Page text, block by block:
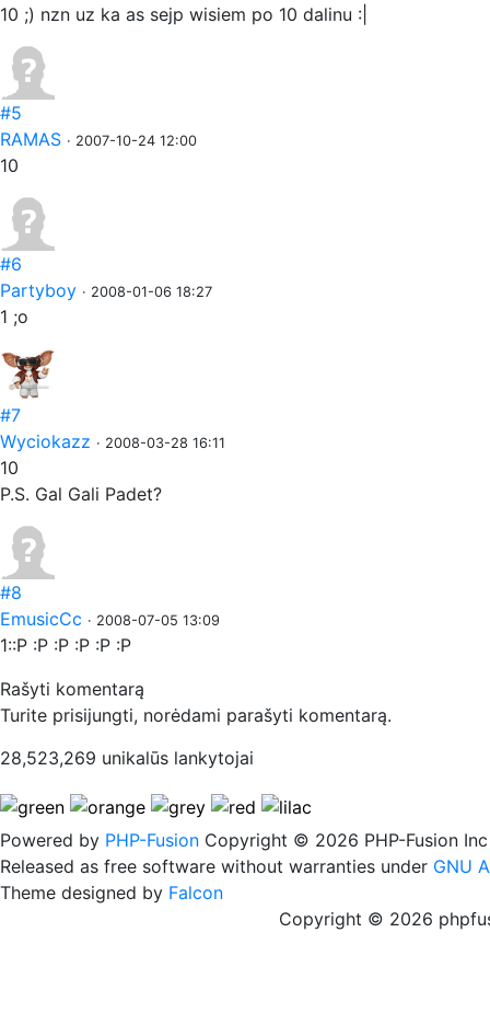
10 ;) nzn uz ka as sejp wisiem po 10 dalinu :|
#5
RAMAS · 2007-10-24 12:00
10
#6
Partyboy · 2008-01-06 18:27
1 ;o
#7
Wyciokazz · 2008-03-28 16:11
10
P.S. Gal Gali Padet?
#8
EmusicCc · 2008-07-05 13:09
1::P :P :P :P :P :P
Rašyti komentarą
Turite prisijungti, norėdami parašyti komentarą.
28,523,269 unikalūs lankytojai
Powered by PHP-Fusion Copyright © 2026 PHP-Fusion Inc
Released as free software without warranties under GNU
Theme designed by Falcon
Copyright © 2026